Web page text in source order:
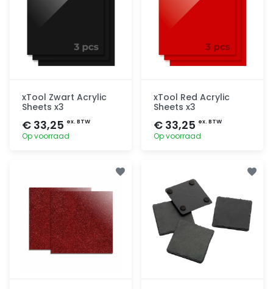
xTool Zwart Acrylic
Sheets x3
€ 33,25 ex. BTW
Op voorraad
xTool Red Acrylic
Sheets x3
€ 33,25 ex. BTW
Op voorraad